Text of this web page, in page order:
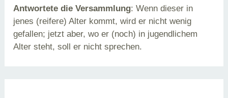
Antwortete die Versammlung: Wenn dieser in
jenes (reifere) Alter kommt, wird er nicht wenig
gefallen; jetzt aber, wo er (noch) in jugendlichem
Alter steht, soll er nicht sprechen.